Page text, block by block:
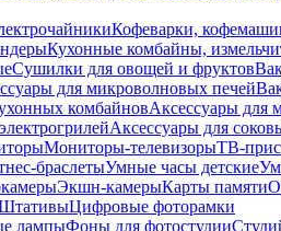
Кофеварки,
Кухонные комбайны,
Сушилки для овощей и фруктов
для микроволновых печей
комбайновАксессуары для
Аксессуары для
Мониторы-телевизорыТВ-
браслетыУмные часы детские
Экшн-камерыКарты памяти
Цифровые фоторамки
лампыФоны для фотостудии